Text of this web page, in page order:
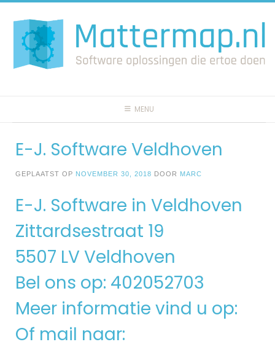
naar
inhoud
MENU
E-J. Software Veldhoven
GEPLAATST OP NOVEMBER 30, 2018 DOOR MARC
E-J. Software in Veldhoven
Zittardsestraat 19
5507 LV Veldhoven
Bel ons op: 402052703
Meer informatie vind u op:
Of mail naar: